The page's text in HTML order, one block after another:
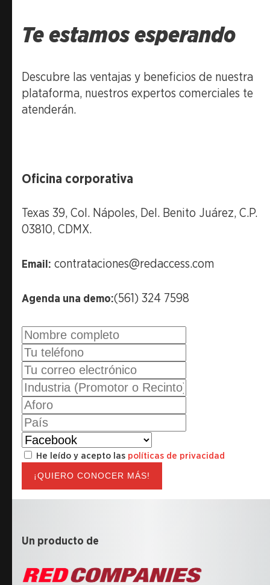
Te estamos esperando
Descubre las ventajas y beneficios de nuestra
plataforma, nuestros expertos comerciales te
atenderán.
Oficina corporativa
Texas 39, Col. Nápoles, Del. Benito Juárez, C.P.
03810, CDMX.
Email: contrataciones@redaccess.com
Agenda una demo:(561) 324 7598
He leído y acepto las políticas de privacidad
¡QUIERO CONOCER MÁS!
Un producto de